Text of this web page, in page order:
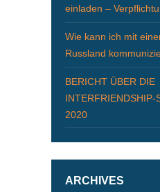
einladen –
Wie kann ich mit
Russland
BERICHT ÜBER DIE
INTERFRIENDSHIP-
2020
ARCHIVES